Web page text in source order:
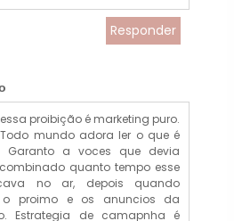
Responder
proibição é marketing puro.
mundo adora ler o que é
Garanto a voces que devia
quanto tempo esse
no ar, depois quando
o proimo e os anuncios da
Estrategia de camapnha é